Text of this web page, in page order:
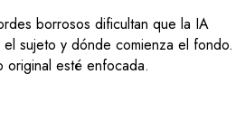
borrosos dificultan que la IA
sujeto y dónde comienza el fondo.
esté enfocada.